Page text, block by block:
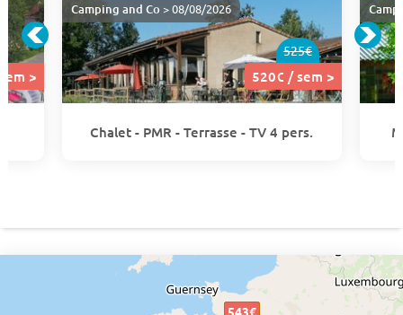
>
525€
520€ / sem >
Camping and Co > 08/08/2026
Chalet - PMR - Terrasse - TV 4 pers.
543€
543€
543€